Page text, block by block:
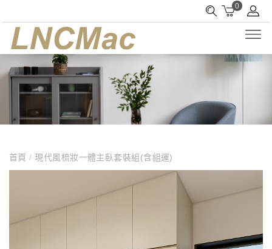
0
首頁/ 現代風梳妝一體主臥套裝組(含組運)